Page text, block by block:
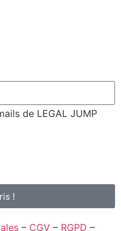
de LEGAL JUMP
!
– CGV – RGPD –